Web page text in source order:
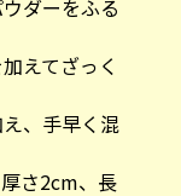
ダーをふる
えてざっく
、手早く混
さ2cm、長